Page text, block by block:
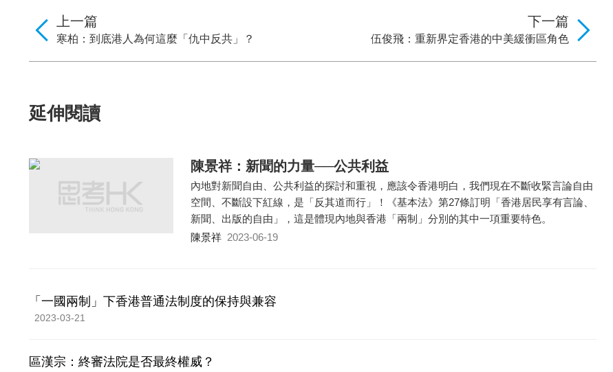
下一篇
伍俊飛：重新界定香港的中美緩衝區角色
上一篇
寒柏：到底港人為何這麼「仇中反共」？
延伸閱讀
陳景祥：新聞的力量──公共利益
內地對新聞自由、公共利益的探討和重視，應該令香港明白，我們現在不斷收緊言論自由
空間、不斷設下紅線，是「反其道而行」！《基本法》第27條訂明「香港居民享有言論、
新聞、出版的自由」，這是體現內地與香港「兩制」分別的其中一項重要特色。
陳景祥 2023-06-19
「一國兩制」下香港普通法制度的保持與兼容
2023-03-21
區漢宗：終審法院是否最終權威？